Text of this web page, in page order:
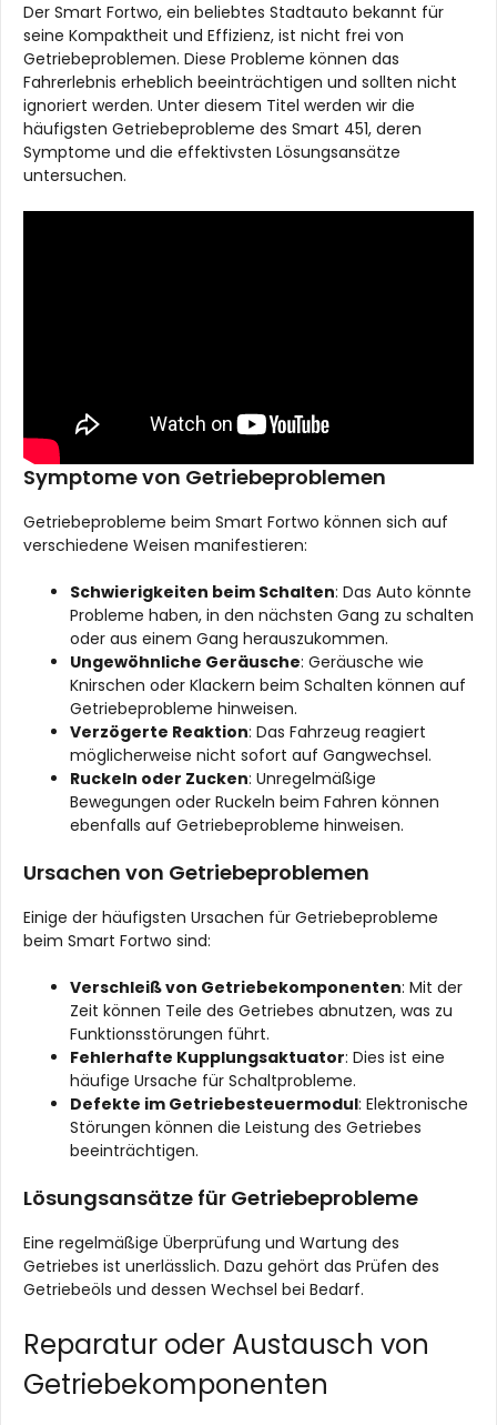
Der Smart Fortwo, ein beliebtes Stadtauto bekannt für
seine Kompaktheit und Effizienz, ist nicht frei von
Getriebeproblemen. Diese Probleme können das
Fahrerlebnis erheblich beeinträchtigen und sollten nicht
ignoriert werden. Unter diesem Titel werden wir die
häufigsten Getriebeprobleme des Smart 451, deren
Symptome und die effektivsten Lösungsansätze
untersuchen.
Symptome von Getriebeproblemen
Getriebeprobleme beim Smart Fortwo können sich auf
verschiedene Weisen manifestieren:
Schwierigkeiten beim Schalten: Das Auto könnte
Probleme haben, in den nächsten Gang zu schalten
oder aus einem Gang herauszukommen.
Ungewöhnliche Geräusche: Geräusche wie
Knirschen oder Klackern beim Schalten können auf
Getriebeprobleme hinweisen.
Verzögerte Reaktion: Das Fahrzeug reagiert
möglicherweise nicht sofort auf Gangwechsel.
Ruckeln oder Zucken: Unregelmäßige
Bewegungen oder Ruckeln beim Fahren können
ebenfalls auf Getriebeprobleme hinweisen.
Ursachen von Getriebeproblemen
Einige der häufigsten Ursachen für Getriebeprobleme
beim Smart Fortwo sind:
Verschleiß von Getriebekomponenten: Mit der
Zeit können Teile des Getriebes abnutzen, was zu
Funktionsstörungen führt.
Fehlerhafte Kupplungsaktuator: Dies ist eine
häufige Ursache für Schaltprobleme.
Defekte im Getriebesteuermodul: Elektronische
Störungen können die Leistung des Getriebes
beeinträchtigen.
Lösungsansätze für Getriebeprobleme
Eine regelmäßige Überprüfung und Wartung des
Getriebes ist unerlässlich. Dazu gehört das Prüfen des
Getriebeöls und dessen Wechsel bei Bedarf.
Reparatur oder Austausch von
Getriebekomponenten